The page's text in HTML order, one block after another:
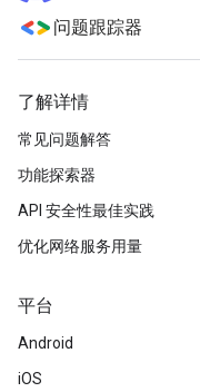
问题跟踪器
了解详情
常见问题解答
功能探索器
API 安全性最佳实践
优化网络服务用量
平台
Android
iOS